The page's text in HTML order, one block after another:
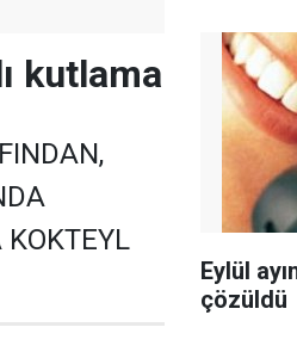
kutlama
KOKTEYL
Eylül
çözüldü